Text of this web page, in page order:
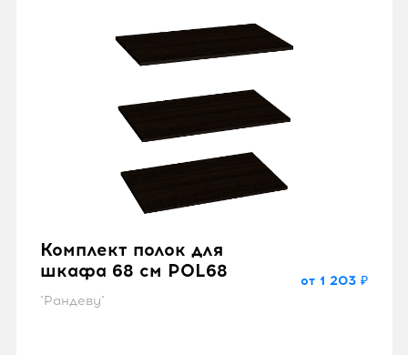
Комплект полок для
шкафа 68 см POL68
"Рандеву"
от 1 203 ₽